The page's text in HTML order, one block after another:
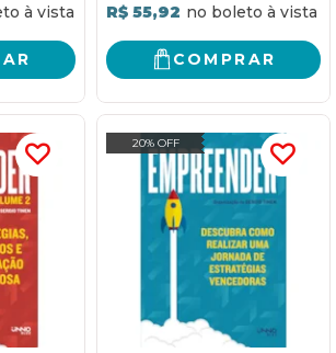
R$ 55,92
COMPRAR
20% OFF